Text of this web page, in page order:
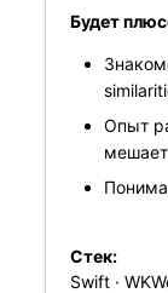
Будет
Опыт
Стек:
Swift ·